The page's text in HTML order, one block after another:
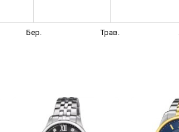
Бер. Трав.